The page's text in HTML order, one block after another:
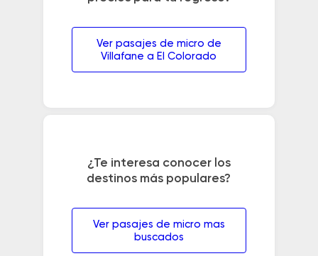
Ver pasajes de micro de
Villafane a El Colorado
¿Te interesa conocer los
destinos más populares?
Ver pasajes de micro mas
buscados